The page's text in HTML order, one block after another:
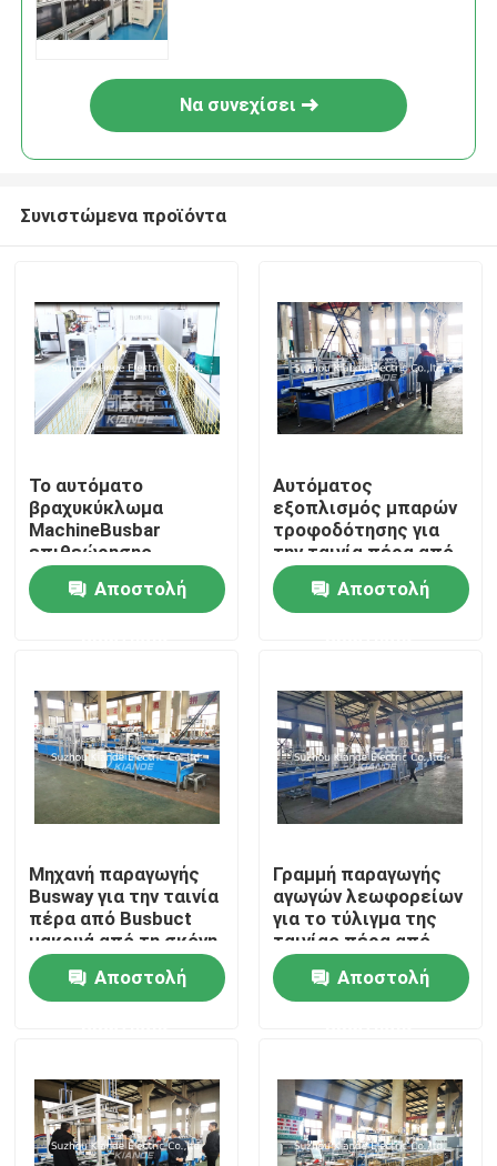
Σπίτι
Προϊόντα
Γύρος εργοστασίων
Ποιοτικός έλεγχος
Μας ελάτε σε επαφή με
Ειδήσεις
Μηχανή μπαρών τροφοδότησης
Μηχανή επεξεργασίας μπαρών τροφοδότησης
Να συνεχίσει
Συνιστώμενα προϊόντα
Το αυτόματο
βραχυκύκλωμα
MachineBusbar
επιθεώρησης
αντιστέκεται τη
μονωμένη μηχανή
επιθεώρησης για
Αποστολή
Αυτόματος
εξοπλισμός μπαρών
τροφοδότησης για
την ταινία πέρα από
Busbuct μακρυά από
τη σκόνηΑποστολή
Μηχανή παραγωγής
Busway για την ταινία
πέρα από Busbuct
μακρυά από τη σκόνη
Αποστολή
Γραμμή παραγωγής
αγωγών λεωφορείων
για το τύλιγμα της
ταινίας πέρα από
Busbuct μακρυά από
τη σκόνηΑποστολή